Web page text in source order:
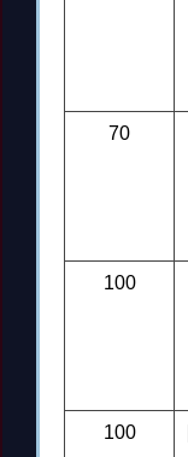
70
100
100